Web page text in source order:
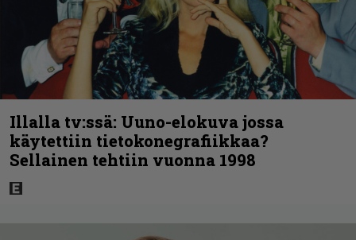
Illalla tv:ssä: Uuno-elokuva jossa
käytettiin tietokonegrafiikkaa?
Sellainen tehtiin vuonna 1998